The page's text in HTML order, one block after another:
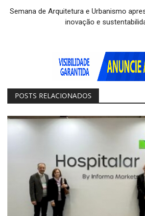
Semana de Arquitetura e Urbanismo
inovação e
POSTS RELACIONADOS